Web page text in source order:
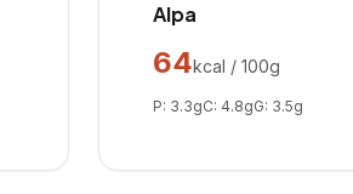
Alpa
64kcal / 100g
P: 3.3gC: 4.8gG: 3.5g